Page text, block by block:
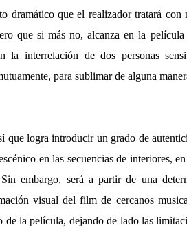
dramático que el realizador tratará con
que si más no, alcanza en la
la interrelación de dos personas
para sublimar de alguna
logra introducir un grado de
en las secuencias de interiores,
embargo, será a partir de una
visual del film de cercanos
la película, dejando de lado las